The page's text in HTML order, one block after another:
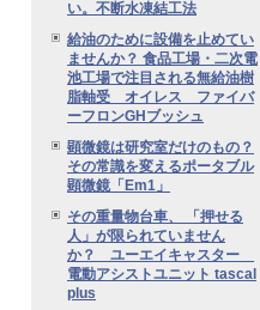
い。不断水凍結工法
給油のために設備を止めてい
ませんか？ 食品工場・二次電
池工場で注目される無給油樹
脂軸受 オイレス ファイバ
ーフロンGHブッシュ
顕微鏡は研究室だけのもの？
その常識を変えるポータブル
顕微鏡「Em1」
その重量物台車、 「押せる
人」が限られていません
か？ ユーエイキャスター
電動アシストユニット tascal
plus